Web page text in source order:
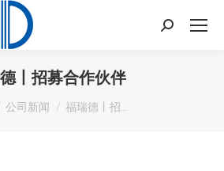
Search:
丨招募合作伙伴
公司新闻 福瑞德丨招…